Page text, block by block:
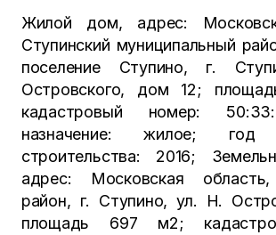
Жилой дом, адрес:
Ступинский муниципальный
поселение Ступино, г.
Островского, дом 12;
кадастровый номер:
назначение: жилое; год
строительства: 2016;
адрес: Московская область,
район, г. Ступино, ул. Н.
площадь 697 м2;